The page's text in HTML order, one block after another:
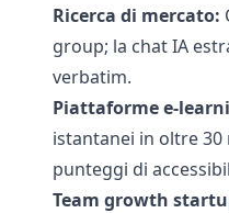
Ricerca di mercato:
group; la chat IA
verbatim.
Piattaforme e-
istantanei in oltre
punteggi di
Team growth